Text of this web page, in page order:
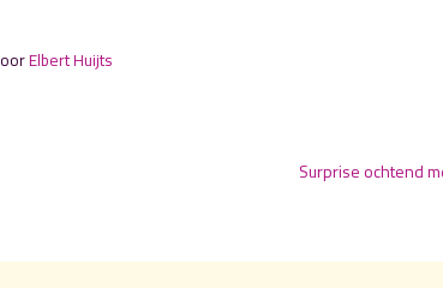
Elbert Huijts
Surprise ochtend